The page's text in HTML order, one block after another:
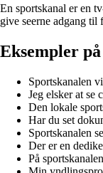
En sportskanal er en
give seerne adgang
Eksempler
Sportskanalen
Jeg elsker at se
Den lokale
Har du set
Sportskanalen
Der er en
På